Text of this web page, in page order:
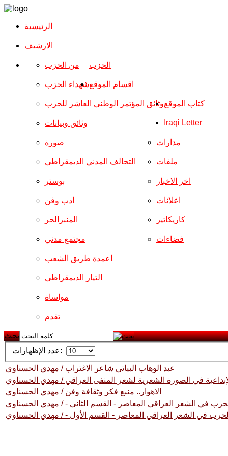
الرئيسية
الارشیف
الحزب من الحزب
شهداء الحزب
وثائق المؤتمر الوطني العاشر للحزب
وثائق وبيانات
اقسام الموقع
صورة
التحالف المدني الديمقراطي
بوستر
ادب وفن
المنبرالحر
مجتمع مدني
مدارات
ملفات
اخر الاخبار
اعلانات
كاريكاتير
فضاءات
اعمدة طريق الشعب
التيار الديمقراطي
مواساة
تقدم
كتاب الموقع
Iraqi Letter
بحث
عدد الإظهارات:
عبد الوهاب البياتي شاعر الاغتراب / مهدي الحسناوي
في الصورة الشعرية لشعر المنفى العراقي / مهدي الحسناوي
الاهوار.. منبع فكر وثقافة وفن / مهدي الحسناوي
في الشعر العراقي المعاصر - القسم الثاني - / مهدي الحسناوي
في الشعر العراقي المعاصر - القسم الأول - / مهدي الحسناوي